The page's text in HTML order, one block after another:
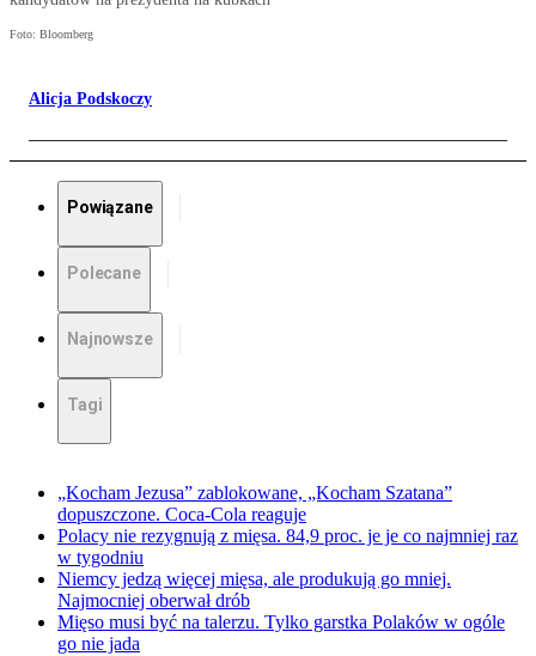
Foto: Bloomberg
Alicja Podskoczy
Powiązane
Polecane
Najnowsze
Tagi
„Kocham Jezusa” zablokowane, „Kocham Szatana”
dopuszczone. Coca-Cola reaguje
Polacy nie rezygnują z mięsa. 84,9 proc. je je co najmniej raz
w tygodniu
Niemcy jedzą więcej mięsa, ale produkują go mniej.
Najmocniej oberwał drób
Mięso musi być na talerzu. Tylko garstka Polaków w ogóle
go nie jada